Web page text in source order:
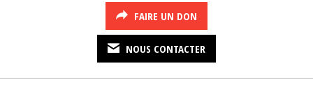
FAIRE UN DON
NOUS CONTACTER